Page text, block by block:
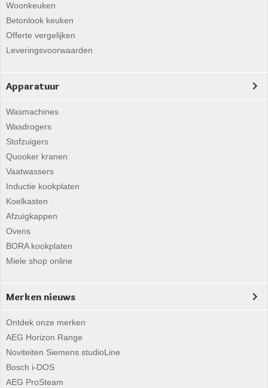
Woonkeuken
Betonlook keuken
Offerte vergelijken
Leveringsvoorwaarden
Apparatuur
Wasmachines
Wasdrogers
Stofzuigers
Quooker kranen
Vaatwassers
Inductie kookplaten
Koelkasten
Afzuigkappen
Ovens
BORA kookplaten
Miele shop online
Merken nieuws
Ontdek onze merken
AEG Horizon Range
Noviteiten Siemens studioLine
Bosch i-DOS
AEG ProSteam